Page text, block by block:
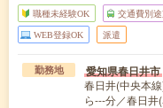
職種未経験OK 交通費別途
WEB登録OK 派遣
勤務地 愛知県春日井市
春日井(中央本
ら---分／春日